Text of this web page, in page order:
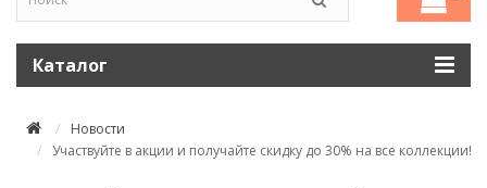
Каталог
Новости
Участвуйте в акции и получайте скидку до 30% на все коллекции!